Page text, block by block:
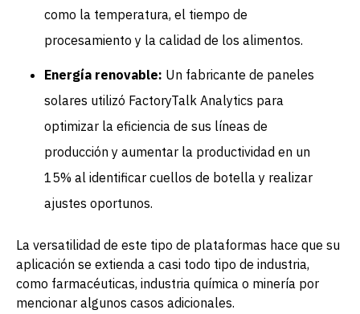
como la temperatura, el tiempo de
procesamiento y la calidad de los alimentos.
Energía renovable: Un fabricante de paneles
solares utilizó FactoryTalk Analytics para
optimizar la eficiencia de sus líneas de
producción y aumentar la productividad en un
15% al identificar cuellos de botella y realizar
ajustes oportunos.
La versatilidad de este tipo de plataformas hace que su
aplicación se extienda a casi todo tipo de industria,
como farmacéuticas, industria química o minería por
mencionar algunos casos adicionales.